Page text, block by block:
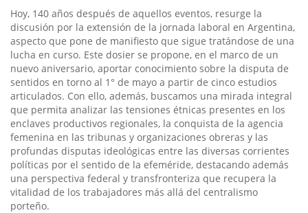
Hoy, 140 años después de aquellos eventos, resurge la
discusión por la extensión de la jornada laboral en Argentina,
aspecto que pone de manifiesto que sigue tratándose de una
lucha en curso. Este dosier se propone, en el marco de un
nuevo aniversario, aportar conocimiento sobre la disputa de
sentidos en torno al 1° de mayo a partir de cinco estudios
articulados. Con ello, además, buscamos una mirada integral
que permita analizar las tensiones étnicas presentes en los
enclaves productivos regionales, la conquista de la agencia
femenina en las tribunas y organizaciones obreras y las
profundas disputas ideológicas entre las diversas corrientes
políticas por el sentido de la efeméride, destacando además
una perspectiva federal y transfronteriza que recupera la
vitalidad de los trabajadores más allá del centralismo
porteño.